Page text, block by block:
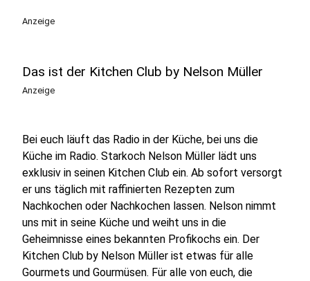
Anzeige
Das ist der Kitchen Club by Nelson Müller
Anzeige
Bei euch läuft das Radio in der Küche, bei uns die
Küche im Radio. Starkoch Nelson Müller lädt uns
exklusiv in seinen Kitchen Club ein. Ab sofort versorgt
er uns täglich mit raffinierten Rezepten zum
Nachkochen oder Nachkochen lassen. Nelson nimmt
uns mit in seine Küche und weiht uns in die
Geheimnisse eines bekannten Profikochs ein. Der
Kitchen Club by Nelson Müller ist etwas für alle
Gourmets und Gourmüsen. Für alle von euch, die